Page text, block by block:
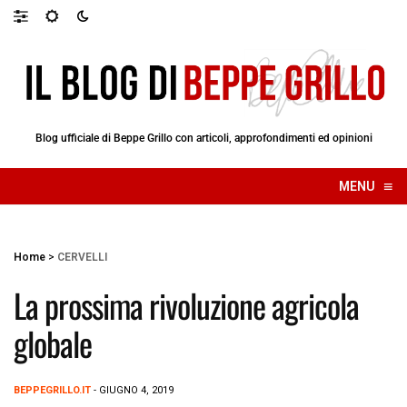
Blog ufficiale di Beppe Grillo con articoli, approfondimenti ed opinioni
MENU ≡
☰
Home > CERVELLI
La prossima rivoluzione agricola
globale
BEPPEGRILLO.IT - GIUGNO 4, 2019